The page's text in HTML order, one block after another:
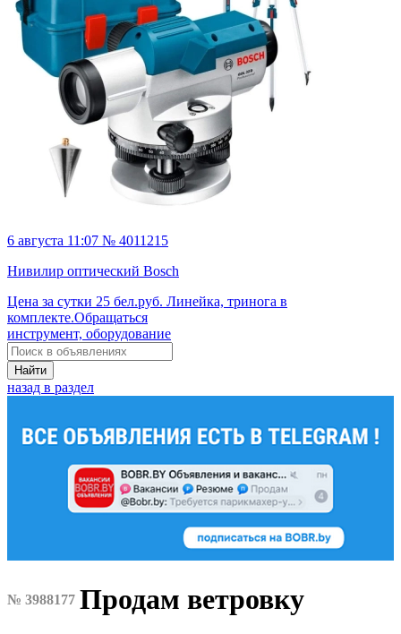
6 августа 11:07 № 4011215
Нивилир оптический Bosch
Цена за сутки 25 бел.руб. Линейка, тринога в
комплекте.Обращаться
инструмент, оборудование
Найти
назад в раздел
№ 3988177 Продам ветровку